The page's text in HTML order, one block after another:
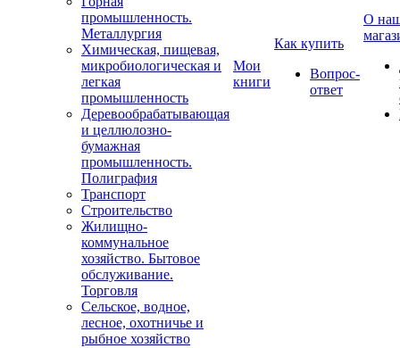
промышленность.
Металлургия
Химическая, пищевая,
микробиологическая и
легкая
промышленность
Деревообрабатывающая
и целлюлозно-
бумажная
промышленность.
Полиграфия
Транспорт
Строительство
Жилищно-
коммунальное
хозяйство. Бытовое
обслуживание.
Торговля
Сельское, водное,
лесное, охотничье и
рыбное хозяйство
Мои
книги
Как купить
Вопрос-
ответ
О